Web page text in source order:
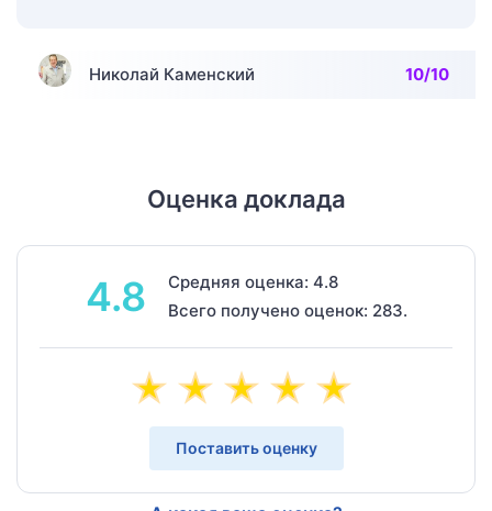
Николай Каменский 10/10
Оценка доклада
4.8
Средняя оценка: 4.8
Всего получено оценок: 283.
Поставить оценку